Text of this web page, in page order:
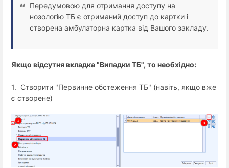
Передумовою для отримання доступу на
нозологію ТБ є отриманий доступ до картки і
створена амбулаторна картка від Вашого закладу.
Якщо відсутня вкладка "Випадки ТБ", то необхідно:
1. Створити "Первинне обстеження ТБ" (навіть, якщо вже
є створене)